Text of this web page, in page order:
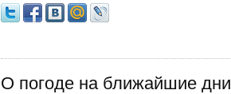
О погоде на ближайшие дни